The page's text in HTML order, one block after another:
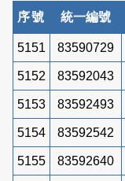
序號 統一編號
5151 83590729
5152 83592043
5153 83592493
5154 83592542
5155 83592640